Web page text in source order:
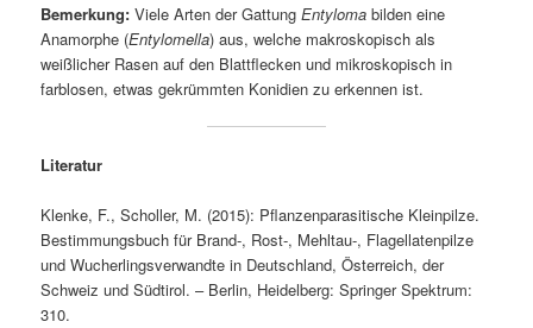
Bemerkung: Viele Arten der GattungEntyloma bilden eine
Anamorphe (Entylomella) aus, welche makroskopisch als
weißlicher Rasen auf den Blattflecken und mikroskopisch in
farblosen, etwas gekrümmten Konidien zu erkennen ist.
Literatur
Klenke, F., Scholler, M. (2015): Pflanzenparasitische Kleinpilze.
Bestimmungsbuch für Brand-, Rost-, Mehltau-, Flagellatenpilze
und Wucherlingsverwandte in Deutschland, Österreich, der
Schweiz und Südtirol. – Berlin, Heidelberg: Springer Spektrum:
310.